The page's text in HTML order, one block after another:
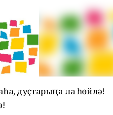
дуҫтарыңа ла һөйлә!